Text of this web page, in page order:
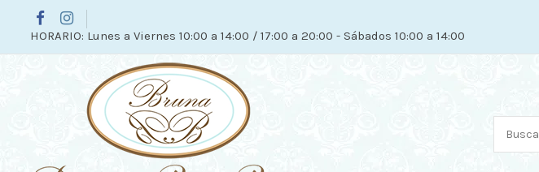
HORARIO: Lunes a Viernes 10:00 a 14:00 / 17:00 a 20:00 - Sábados 10:00 a 14:00